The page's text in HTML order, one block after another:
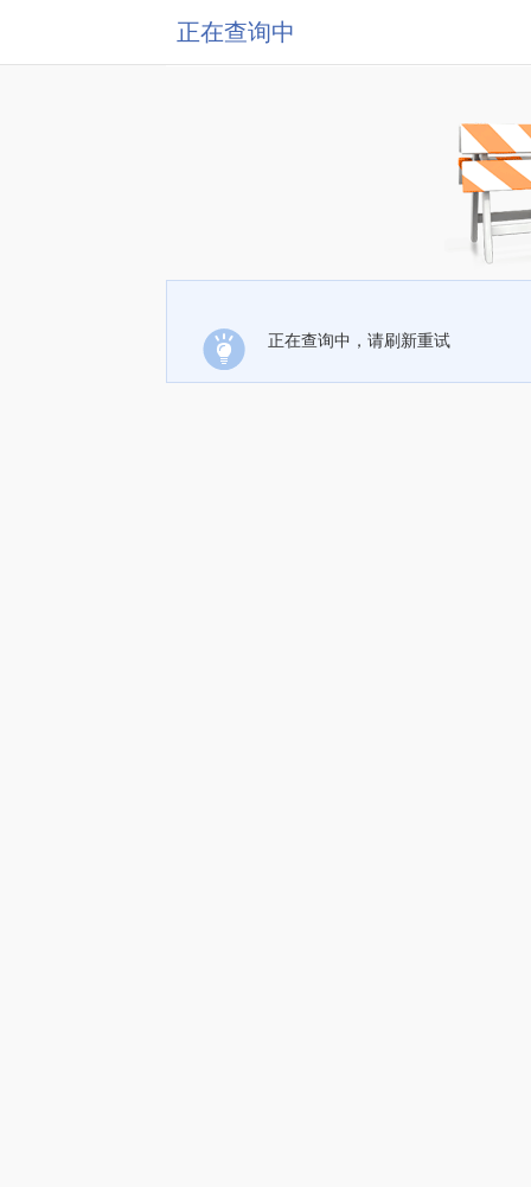
正在查询中
正在查询中，请刷新重试